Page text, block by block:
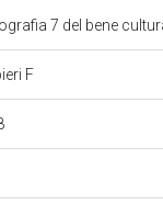
7 del bene
F